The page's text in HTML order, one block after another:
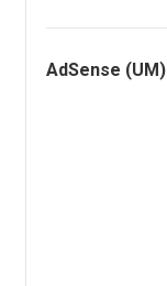
AdSense (UM)